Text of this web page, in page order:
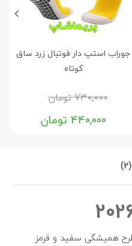
جوراب استپ دار فوتبال زرد ساق
کوتاه
730,000تومان
440,000 تومان
همیشگی سفید و قرمز